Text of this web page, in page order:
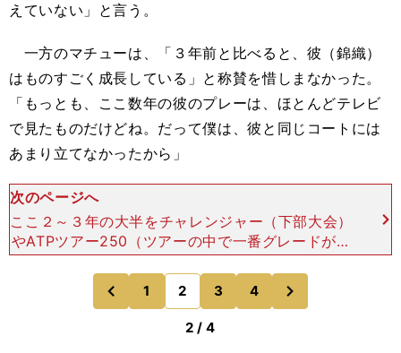
えていない」と言う。
一方のマチューは、「３年前と比べると、彼（錦織）
はものすごく成長している」と称賛を惜しまなかった。
「もっとも、ここ数年の彼のプレーは、ほとんどテレビ
で見たものだけどね。だって僕は、彼と同じコートには
あまり立てなかったから」
次のページへ
ここ２～３年の大半をチャレンジャー（下部大会）
やATPツアー250（ツアーの中で一番グレードが下
の大会）で過ごしてきたマチューは、そう言って自
嘲ぎみな笑みを浮かべた。 月日は誰にも等しく流
れるが、
前
のページへ
1 2 3 4
のページへ
2 / 4